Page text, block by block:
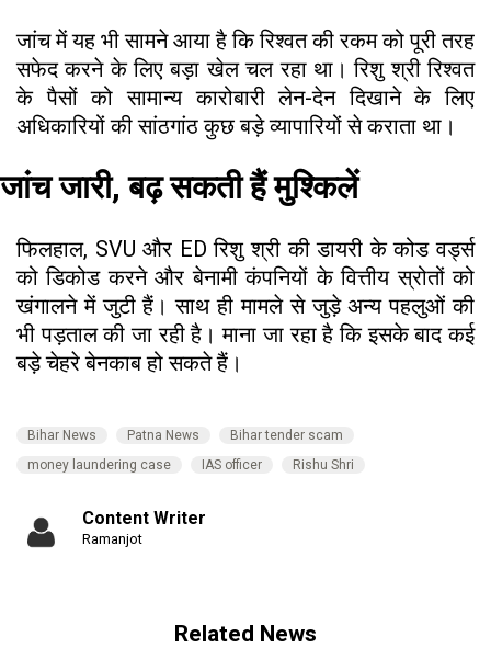
जांच में यह भी सामने आया है कि रिश्वत की रकम को पूरी तरह
सफेद करने के लिए बड़ा खेल चल रहा था। रिशु श्री रिश्वत
के पैसों को सामान्य कारोबारी लेन-देन दिखाने के लिए
अधिकारियों की सांठगांठ कुछ बड़े व्यापारियों से कराता था।
जांच जारी, बढ़ सकती हैं मुश्किलें
फिलहाल, SVU और ED रिशु श्री की डायरी के कोड वर्ड्स
को डिकोड करने और बेनामी कंपनियों के वित्तीय स्रोतों को
खंगालने में जुटी हैं। साथ ही मामले से जुड़े अन्य पहलुओं की
भी पड़ताल की जा रही है। माना जा रहा है कि इसके बाद कई
बड़े चेहरे बेनकाब हो सकते हैं।
Bihar News Patna News
Bihar tender scam
money laundering case
IAS officer Rishu Shri
Content Writer
Ramanjot
Related News